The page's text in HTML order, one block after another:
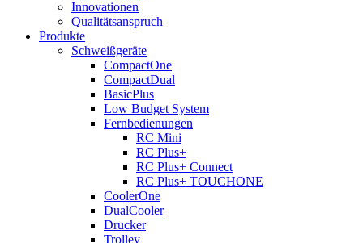
Innovationen
Qualitätsanspruch
Produkte
Schweißgeräte
CompactOne
CompactDual
BasicPlus
Low Budget System
Fernbedienungen
RC Mini
RC Plus+
RC Plus+ Connect
RC Plus+ TOUCHONE
CoolerOne
DualCooler
Drucker
Trolley